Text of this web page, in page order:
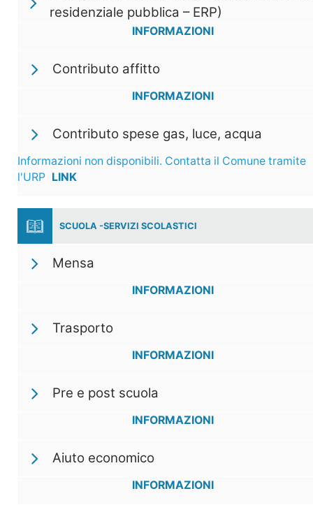
residenziale pubblica – ERP)
INFORMAZIONI
Contributo affitto
INFORMAZIONI
Contributo spese gas, luce, acqua
Informazioni non disponibili. Contatta il Comune tramite
l'URP LINK
SCUOLA -SERVIZI SCOLASTICI
Mensa
INFORMAZIONI
Trasporto
INFORMAZIONI
Pre e post scuola
INFORMAZIONI
Aiuto economico
INFORMAZIONI